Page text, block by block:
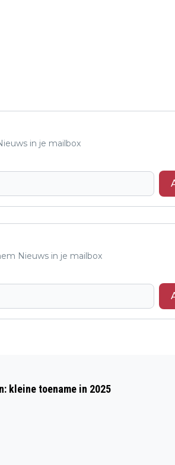
in je mailbox
Nieuws in je mailbox
GAZANEN IN ARNHEM VAN
kleine toename in 2025